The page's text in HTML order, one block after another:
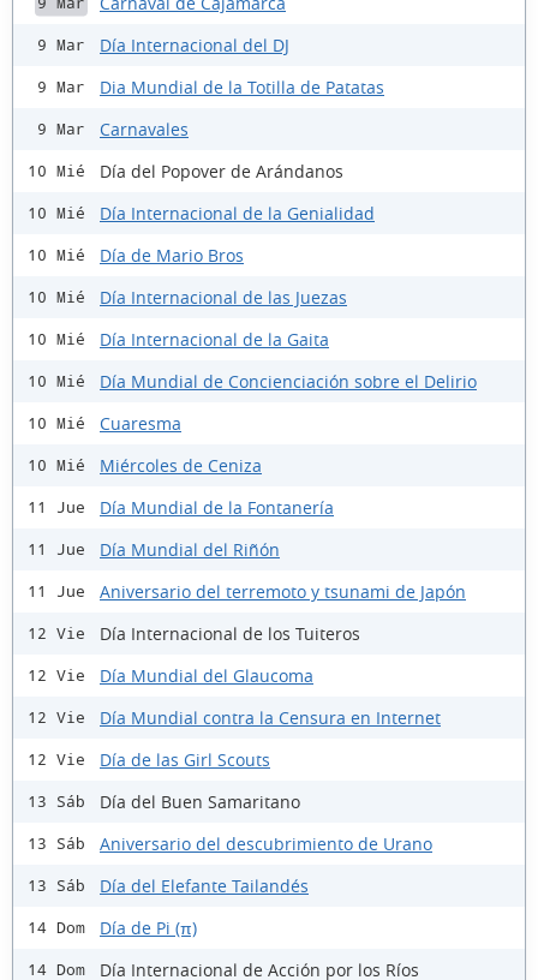
9 Mar Día Internacional del DJ
9 Mar Dia Mundial de la Totilla de Patatas
9 Mar Carnavales
10 Mié Día del Popover de Arándanos
10 Mié Día Internacional de la Genialidad
10 Mié Día de Mario Bros
10 Mié Día Internacional de las Juezas
10 Mié Día Internacional de la Gaita
10 Mié Día Mundial de Concienciación sobre el Delirio
10 Mié Cuaresma
10 Mié Miércoles de Ceniza
11 Jue Día Mundial de la Fontanería
11 Jue Día Mundial del Riñón
11 Jue Aniversario del terremoto y tsunami de Japón
12 Vie Día Internacional de los Tuiteros
12 Vie Día Mundial del Glaucoma
12 Vie Día Mundial contra la Censura en Internet
12 Vie Día de las Girl Scouts
13 Sáb Día del Buen Samaritano
13 Sáb Aniversario del descubrimiento de Urano
13 Sáb Día del Elefante Tailandés
14 Dom Día de Pi (π)
14 Dom Día Internacional de Acción por los Ríos